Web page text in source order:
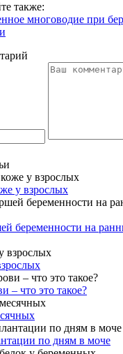
также:
многоводие при
у взрослых
беременности на
– что это такое?
по дням в моче